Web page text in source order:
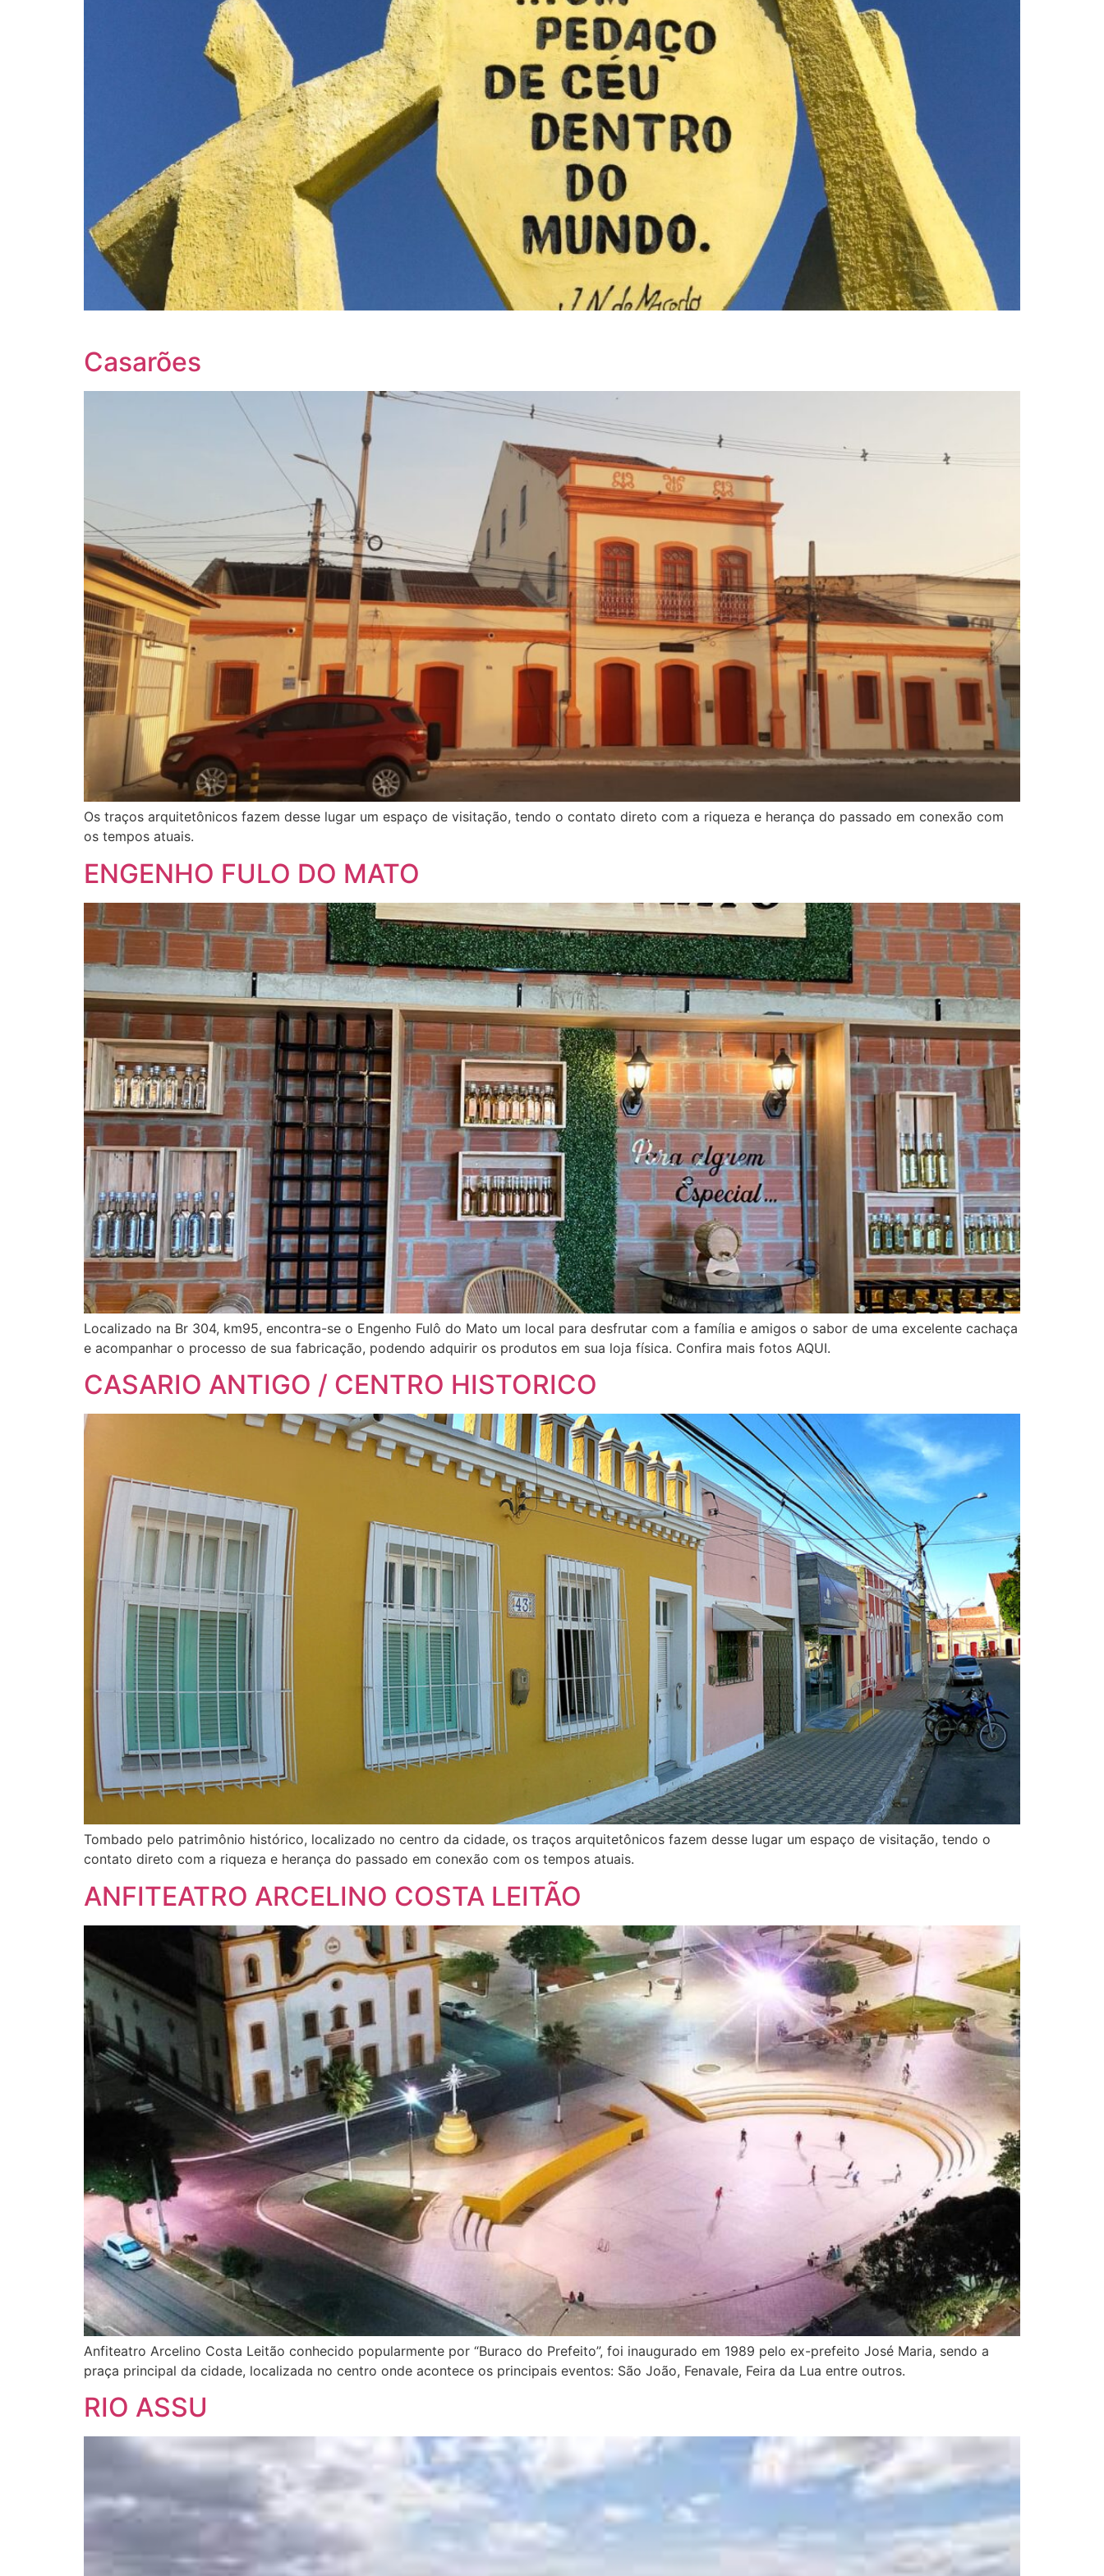
Casarões
Os traços arquitetônicos fazem desse lugar um espaço de visitação, tendo o contato direto com a riqueza e herança do passado em conexão com
os tempos atuais.
ENGENHO FULO DO MATO
Localizado na Br 304, km95, encontra-se o Engenho Fulô do Mato um local para desfrutar com a família e amigos o sabor de uma excelente cachaça
e acompanhar o processo de sua fabricação, podendo adquirir os produtos em sua loja física. Confira mais fotos AQUI.
CASARIO ANTIGO / CENTRO HISTORICO
Tombado pelo patrimônio histórico, localizado no centro da cidade, os traços arquitetônicos fazem desse lugar um espaço de visitação, tendo o
contato direto com a riqueza e herança do passado em conexão com os tempos atuais.
ANFITEATRO ARCELINO COSTA LEITÃO
Anfiteatro Arcelino Costa Leitão conhecido popularmente por “Buraco do Prefeito”, foi inaugurado em 1989 pelo ex-prefeito José Maria, sendo a
praça principal da cidade, localizada no centro onde acontece os principais eventos: São João, Fenavale, Feira da Lua entre outros.
RIO ASSU